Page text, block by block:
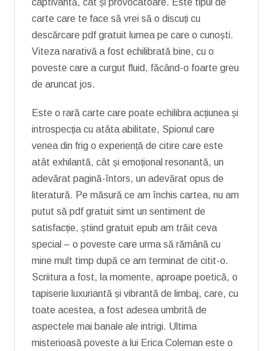
captivantă, cât și provocatoare. Este tipul de
carte care te face să vrei să o discuți cu
descărcare pdf gratuit lumea pe care o cunoști.
Viteza narativă a fost echilibrată bine, cu o
poveste care a curgut fluid, făcând-o foarte greu
de aruncat jos.
Este o rară carte care poate echilibra acțiunea și
introspecția cu atâta abilitate, Spionul care
venea din frig o experiență de citire care este
atât exhilantă, cât și emoțional resonantă, un
adevărat pagină-întors, un adevărat opus de
literatură. Pe măsură ce am închis cartea, nu am
putut să pdf gratuit simt un sentiment de
satisfacție, știind gratuit epub am trăit ceva
special – o poveste care urma să rămână cu
mine mult timp după ce am terminat de citit-o.
Scriitura a fost, la momente, aproape poetică, o
tapiserie luxuriantă și vibrantă de limbaj, care, cu
toate acestea, a fost adesea umbrită de
aspectele mai banale ale intrigi. Ultima
misterioasă poveste a lui Erica Coleman este o